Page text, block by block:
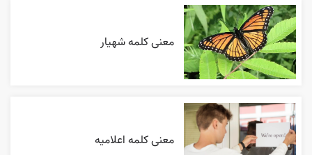
معنی کلمه شهیار
معنی کلمه اعلاميه